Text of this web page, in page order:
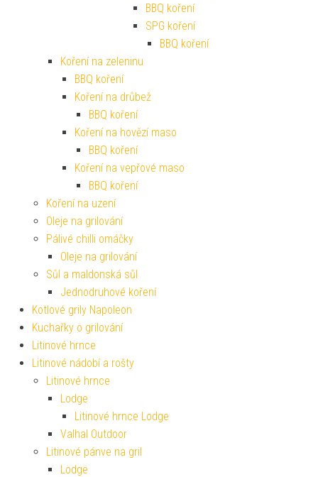
BBQ koření
SPG koření
BBQ koření
Koření na zeleninu
BBQ koření
Koření na drůbež
BBQ koření
Koření na hovězí maso
BBQ koření
Koření na vepřové maso
BBQ koření
Koření na uzení
Oleje na grilování
Pálivé chilli omáčky
Oleje na grilování
Sůl a maldonská sůl
Jednodruhové koření
Kotlové grily Napoleon
Kuchařky o grilování
Litinové hrnce
Litinové nádobí a rošty
Litinové hrnce
Lodge
Litinové hrnce Lodge
Valhal Outdoor
Litinové pánve na gril
Lodge